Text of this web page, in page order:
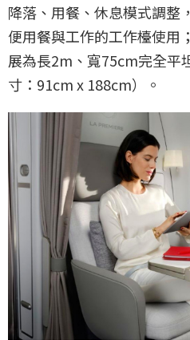
降落、用餐、休息模式調整
便用餐與工作的工作檯使用
展為長2m、寬75cm完全平
寸：91cm x 188cm）。